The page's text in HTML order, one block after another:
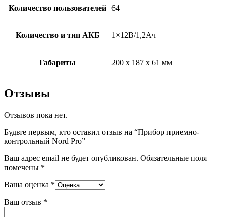
Количество пользователей 64
Количество и тип АКБ 1×12В/1,2Ач
Габариты 200 х 187 х 61 мм
Отзывы
Отзывов пока нет.
Будьте первым, кто оставил отзыв на “Прибор приемно-
контрольный Nord Pro”
Ваш адрес email не будет опубликован. Обязательные поля
помечены *
Ваша оценка *
Ваш отзыв *